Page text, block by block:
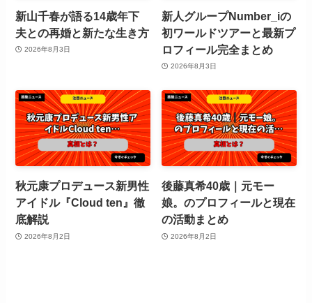
新山千春が語る14歳年下
夫との再婚と新たな生き方
2026年8月3日
新人グループNumber_iの
初ワールドツアーと最新プ
ロフィール完全まとめ
2026年8月3日
秋元康プロデュース新男性
アイドル『Cloud ten』徹
底解説
2026年8月2日
後藤真希40歳｜元モー
娘。のプロフィールと現在
の活動まとめ
2026年8月2日